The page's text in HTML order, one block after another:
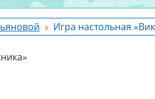
Игра настольная